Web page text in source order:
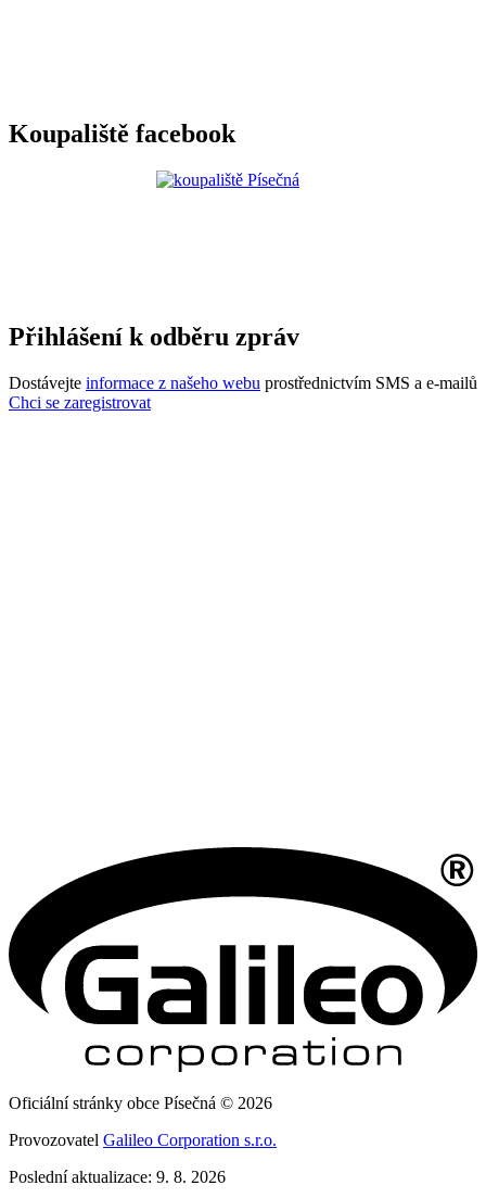
Koupaliště facebook
Přihlášení k odběru zpráv
Dostávejte informace z našeho webu prostřednictvím SMS a e-mailů
Chci se zaregistrovat
Oficiální stránky obce Písečná © 2026
Provozovatel Galileo Corporation s.r.o.
Poslední aktualizace: 9. 8. 2026